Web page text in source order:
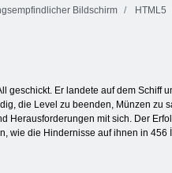
Bildschirm HTML5
geschickt. Er landete auf dem Schiff
die Level zu beenden, Münzen zu
mit sich. Der
wie die Hindernisse auf ihnen in 456